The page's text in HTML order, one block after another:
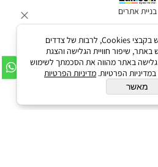
בניית אתרים
לידיעתך, באתרנו נעשה שימוש בקבצי Cookies, לרבות של צדדים
באתר, שיפור חוויית הגלישה והצגת
באתר מהווה את הסכמתך לשימוש
הפרטיות. מדיניות הפרטיות
מאשר